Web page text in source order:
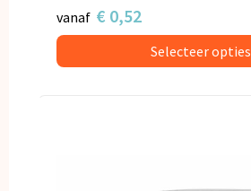
vanaf € 0,52
Selecteer opties